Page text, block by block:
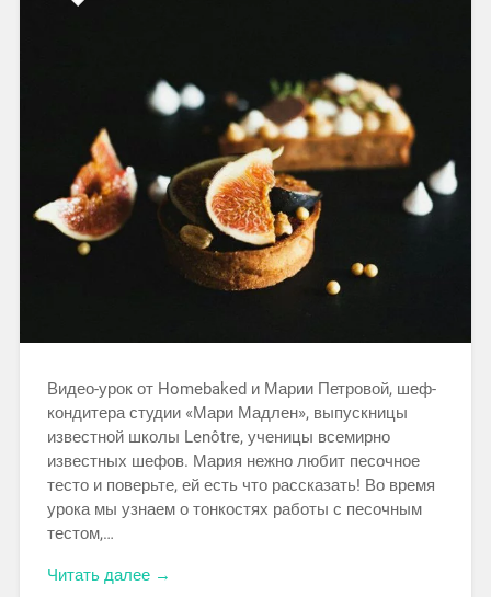
Видео-урок от Homebaked и Марии Петровой, шеф-
кондитера студии «Мари Мадлен», выпускницы
известной школы Lenôtre, ученицы всемирно
известных шефов. Мария нежно любит песочное
тесто и поверьте, ей есть что рассказать! Во время
урока мы узнаем о тонкостях работы с песочным
тестом,…
Читать далее →